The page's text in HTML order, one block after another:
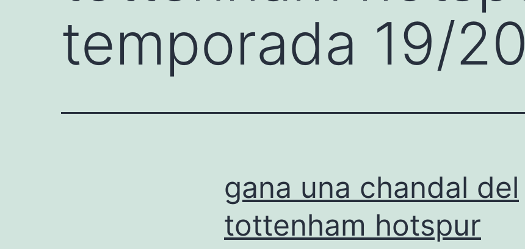
temporada 19/20
gana una chandal del
tottenham hotspur